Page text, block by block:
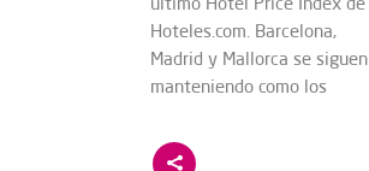
Hoteles.com. Barcelona,
Madrid y Mallorca se siguen
manteniendo como los